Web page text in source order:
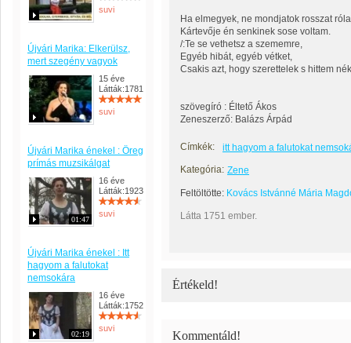
suvi
Újvári Marika: Elkerülsz,
mert szegény vagyok
15 éve
Látták:1781
suvi
Újvári Marika énekel : Öreg
prímás muzsikálgat
01:47
16 éve
Látták:1923
suvi
Újvári Marika énekel : Itt
hagyom a falutokat
nemsokára
02:19
16 éve
Látták:1752
suvi
Ha elmegyek, ne mondjatok rosszat
Kártevője én senkinek sose voltam.
/:Te se vethetsz a szememre,
Egyéb hibát, egyéb vétket,
Csakis azt, hogy szerettelek s hittem
szövegíró : Éltető Ákos
Zeneszerző: Balázs Árpád
Címkék:
itt hagyom a falutokat
Kategória: Zene
Feltöltötte: Kovács Istvánné Mária
Látta 1751 ember.
Értékeld!
Kommentáld!